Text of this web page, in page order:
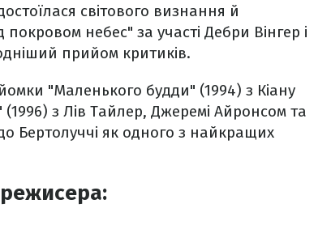
світового визнання й
небес" за участі Дебри Вінгер і
прийом критиків.
"Маленького будди" (1994) з Кіану
(1996) з Лів Тайлер, Джеремі Айронсом та
Бертолуччі як одного з найкращих